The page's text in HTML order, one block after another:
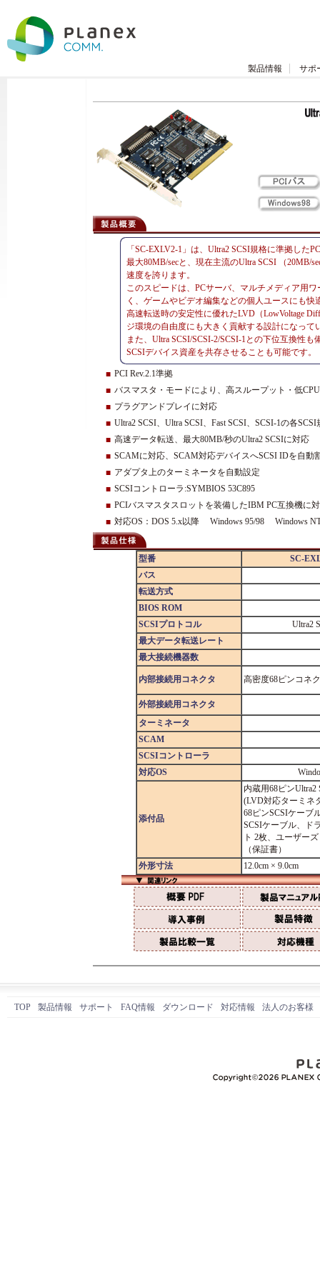
製品情報 サポ
「SC-EXLV2-1」は、Ultra2 SCSI規格に準拠した
最大80MB/secと、現在主流のUltra SCSI （20MB/
速度を誇ります。
このスピードは、PCサーバ、マルチメディア用
く、ゲームやビデオ編集などの個人ユースにも快
高速転送時の安定性に優れたLVD（LowVoltage
ジ環境の自由度にも大きく貢献する設計になって
また、Ultra SCSI/SCSI-2/SCSI-1との下位互換性
SCSIデバイス資産を共存させることも可能です。
■ PCI Rev.2.1準拠
■ バスマスタ・モードにより、高スループット・低
■ プラグアンドプレイに対応
■ Ultra2 SCSI、Ultra SCSI、Fast SCSI、SCSI-1の各
■ 高速データ転送、最大80MB/秒のUltra2 SCSIに対応
■ SCAMに対応、SCAM対応デバイスへSCSI IDを自動
■ アダプタ上のターミネータを自動設定
■ SCSIコントローラ:SYMBIOS 53C895
■ PCIバスマスタスロットを装備したIBM PC互換機に
■ 対応OS：DOS 5.x以降 Windows 95/98 Windows NT
型番
SC-
バス
転送方式
BIOS ROM
SCSIプロトコル
Ultra2
最大データ転送レート
最大接続機器数
内部接続用コネクタ 高密度68ピンコネ
外部接続用コネクタ
ターミネータ
SCAM
SCSIコントローラ
対応OS
添付品
内蔵用68ピンUltra2
(LVD対応ターミネ
68ピンSCSIケーブ
SCSIケーブル、ド
ト 2枚、ユーザー
（保証書）
外形寸法
12.0cm × 9.0cm
TOP 製品情報 サポート FAQ情報 ダウンロード 対応情報 法人のお客様